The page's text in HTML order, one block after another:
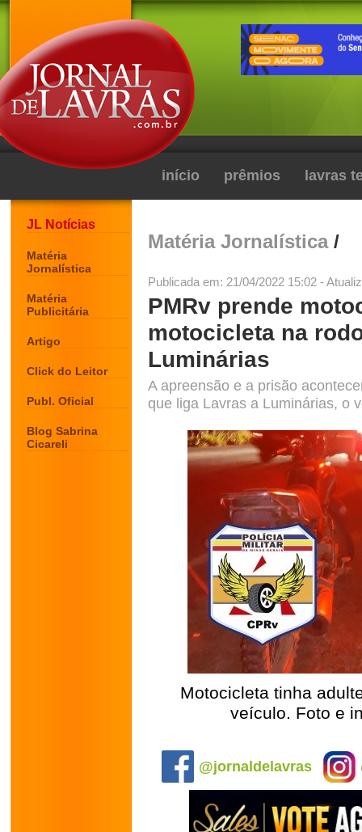
início prêmios lavras
JL Notícias
Matéria
Jornalística
Matéria
Publicitária
Artigo
Click do Leitor
Publ. Oficial
Blog Sabrina
Cicareli
Matéria Jornalística/
Publicada em: 21/04/2022 15:02 -
PMRv prende
motocicleta na
Luminárias
A apreensão e a prisão
que liga Lavras a Luminárias, o
Motocicleta tinha
veículo. Foto e
@jornaldelavras